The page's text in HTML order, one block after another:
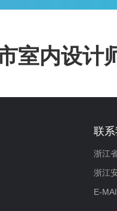
室内设计
联系
浙江
浙江
E-